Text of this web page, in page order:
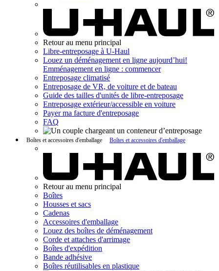
Retour au menu principal
Libre-entreposage à U-Haul
Louez un déménagement en ligne aujourd’hui!
Emménagement en ligne : commencer
Entreposage climatisé
Entreposage de VR, de voiture et de bateau
Guide des tailles d'unités de libre-entreposage
Entreposage extérieur/accessible en voiture
Payer ma facture d'entreposage
FAQ
Boîtes et accessoires d'emballage Boîtes et accessoires d'emballage
Retour au menu principal
Boîtes
Housses et sacs
Cadenas
Accessoires d'emballage
Louez des boîtes de déménagement
Corde et attaches d'arrimage
Boîtes d'expédition
Bande adhésive
Boîtes réutilisables en plastique